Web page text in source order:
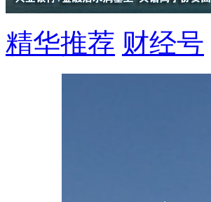
精华推荐 财经号